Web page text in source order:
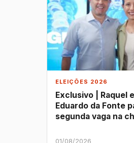
ELEIÇÕES 2026
Exclusivo | Raquel
Eduardo da Fonte
segunda vaga na
01/08/2026